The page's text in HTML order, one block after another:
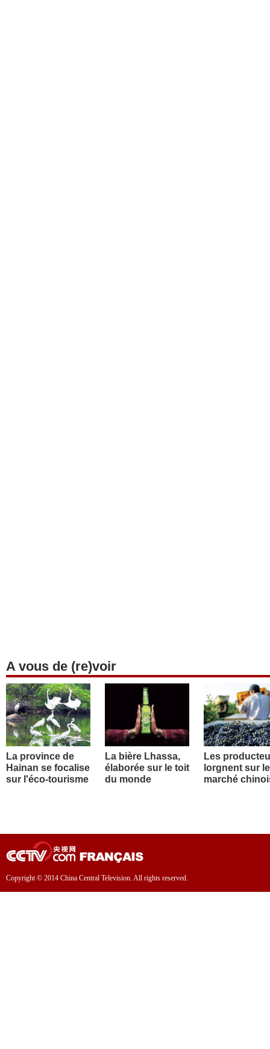
A vous de (re)voir
La province de
Hainan se focalise
sur l'éco-tourisme
La bière Lhassa,
élaborée sur le toit
du monde
Les
lorgnent sur le
marché
Copyright © 2014 China Central Television. All rights reserved.